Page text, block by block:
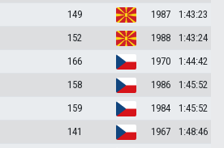
149 1987
1:43:23
152 1988
1:43:24
166 1970
1:44:42
158 1986
1:45:52
159 1984
1:45:52
141 1967
1:48:46